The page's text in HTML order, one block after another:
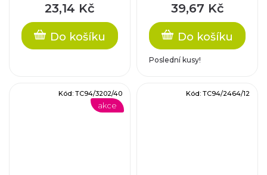
23,14 Kč
Do košíku
39,67 Kč
Do košíku
Poslední kusy!
akce
Kód: TC94/3202/40 Kód: TC94/2464/12